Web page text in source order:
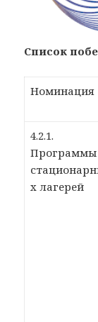
Список
Номинация
4.2.1.
Программы
х лагерей